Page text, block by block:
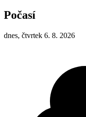
Počasí
dnes, čtvrtek 6. 8. 2026